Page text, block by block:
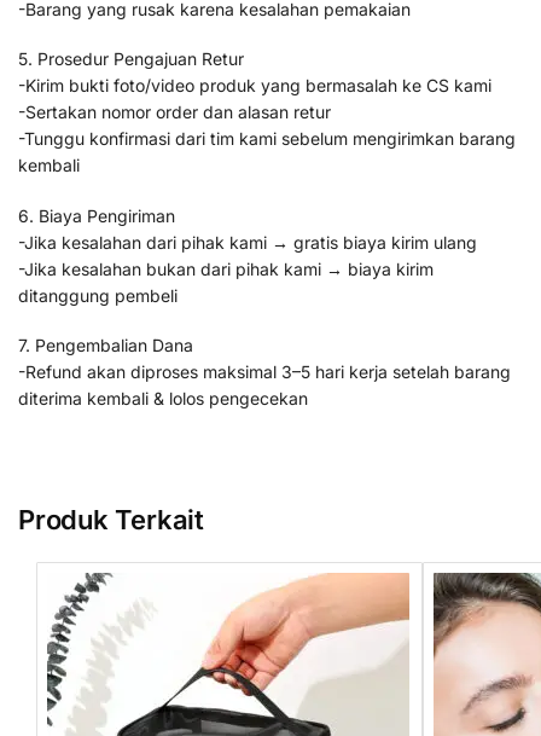
-Barang yang rusak karena kesalahan pemakaian
5. Prosedur Pengajuan Retur
-Kirim bukti foto/video produk yang bermasalah ke CS kami
-Sertakan nomor order dan alasan retur
-Tunggu konfirmasi dari tim kami sebelum mengirimkan barang
kembali
6. Biaya Pengiriman
-Jika kesalahan dari pihak kami → gratis biaya kirim ulang
-Jika kesalahan bukan dari pihak kami → biaya kirim
ditanggung pembeli
7. Pengembalian Dana
-Refund akan diproses maksimal 3–5 hari kerja setelah barang
diterima kembali & lolos pengecekan
Produk Terkait